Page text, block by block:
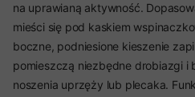
na uprawianą aktywność.
mieści się pod kaskiem
boczne, podniesione kieszenie
pomieszczą niezbędne drobiazgi i
noszenia uprzęży lub plecaka.